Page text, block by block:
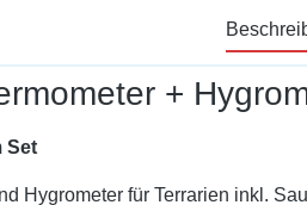
+
Set
Hygrometer für Terrarien inkl.